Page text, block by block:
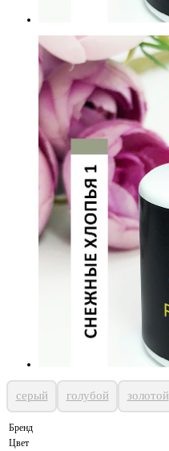
серый голубой золотой
Бренд
Цвет